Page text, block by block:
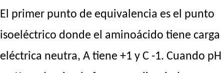
El primer punto de equivalencia es el punto
isoeléctrico donde el aminoácido tiene carga
eléctrica neutra, A tiene +1 y C -1. Cuando pH